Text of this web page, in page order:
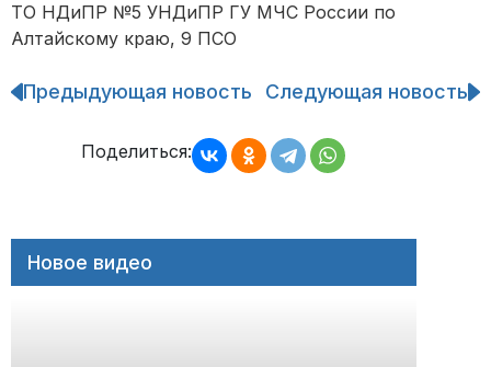
ТО НДиПР №5 УНДиПР ГУ МЧС России по
Алтайскому краю, 9 ПСО
Навигация
записям
Предыдующая новость Следующая новость
Поделиться:
Новое видео